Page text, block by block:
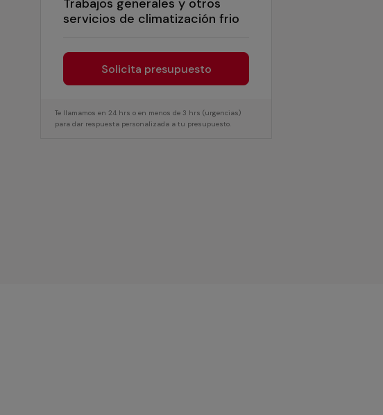
Trabajos generales y otros
servicios de climatización frio
Solicita presupuesto
Te llamamos en 24 hrs o en menos de 3 hrs (urgencias)
para dar respuesta personalizada a tu presupuesto.